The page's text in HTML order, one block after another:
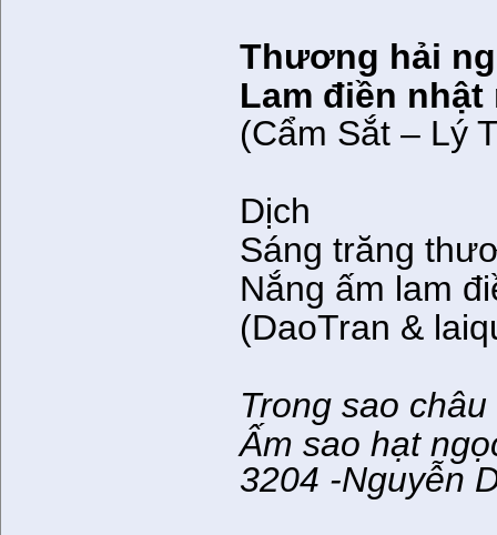
Thương hải
Lam điền
(Cẩm Sắt – Lý
Dịch
Sáng trăng
Nắng ấm lam
(DaoTran &
Trong sao
Ấm sao hạt
3204 -Nguyễn